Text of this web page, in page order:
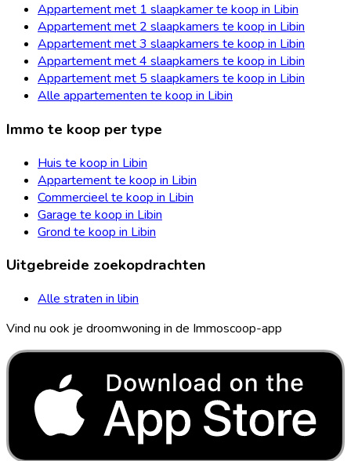
Appartement met 1 slaapkamer te koop in Libin
Appartement met 2 slaapkamers te koop in Libin
Appartement met 3 slaapkamers te koop in Libin
Appartement met 4 slaapkamers te koop in Libin
Appartement met 5 slaapkamers te koop in Libin
Alle appartementen te koop in Libin
Immo te koop per type
Huis te koop in Libin
Appartement te koop in Libin
Commercieel te koop in Libin
Garage te koop in Libin
Grond te koop in Libin
Uitgebreide zoekopdrachten
Alle straten in libin
Vind nu ook je droomwoning in de Immoscoop-app